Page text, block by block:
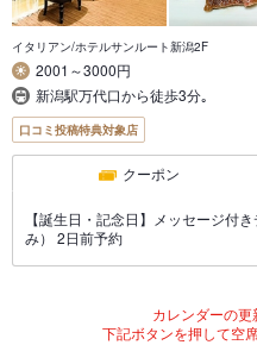
イタリアン/ホテルサンルート新潟2F
2001～3000円
新潟駅万代口から徒歩3分｡
口コミ投稿特典対象店
クーポン
【誕生日・記念日】メッセージ付
み） 2日前予約
カレンダーの更
下記ボタンを押して空